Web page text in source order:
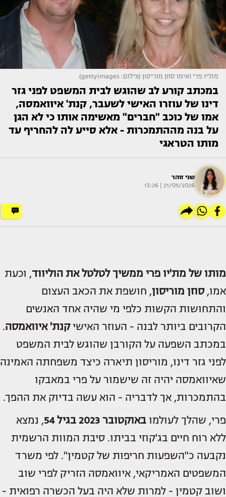
מת'יו פרי ואימו סוזן מוריסון (צילום: gettyimages)
במכתב קורע לב שהוגש לבית המשפט לפני גזר
דינו של עוזרו האישי לשעבר, קנת' איוואמסה,
אמו של כוכב "חברים" מאשימה אותו כי לא הגן
על בנה מההתמכרות - אלא סייע לה להחריף עד
מותו הטראגי
שני זוהר
21/05/2026 | 13:26
מותו של מת'יו פרי ממשיך לטלטל את הוליווד, וכעת
אמו,סוזן מוריסון, חושפת את הכאב העצום
והתחושות הקשות כלפי מי שהיה אחד האנשים
הקרובים ביותר לבנה - העוזר האישיקנת' איוואמסה.
במכתב השפעה על הקורבן שהוגש לבית המשפט
לפני גזר דינו, מוריסון תיארה כיצד משפחתה האמינה
שאיוואמסה יהיה זה שישמור על פרי במאבקו
בהתמכרות, אך לדבריה - הוא עשה בדיוק את ההפך.
פרי, שהלך לעולמו באוקטובר 2023 בגיל 54
, נמצא
ללא רוח חיים בג'קוזי בביתו. סיבת המוות הרשמית
נקבעה כ"השפעות חריפות של קטמין". לפי משרד
המשפטים האמריקאי, איוואמסה הזריק לפרי שוב
ושוב קטמין - למרות שלא היה בעל הכשרה רפואית -